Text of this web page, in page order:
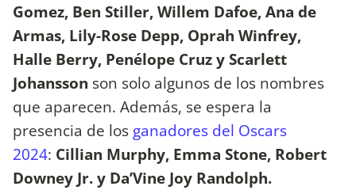
Gomez, Ben Stiller, Willem Dafoe, Ana de
Armas, Lily-Rose Depp, Oprah Winfrey,
Halle Berry, Penélope Cruz y Scarlett
Johansson son solo algunos de los nombres
que aparecen. Además, se espera la
presencia de los ganadores del Oscars
2024: Cillian Murphy, Emma Stone, Robert
Downey Jr. y Da’Vine Joy Randolph.